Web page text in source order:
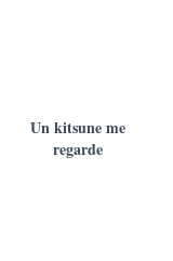
Un kitsune me
regarde